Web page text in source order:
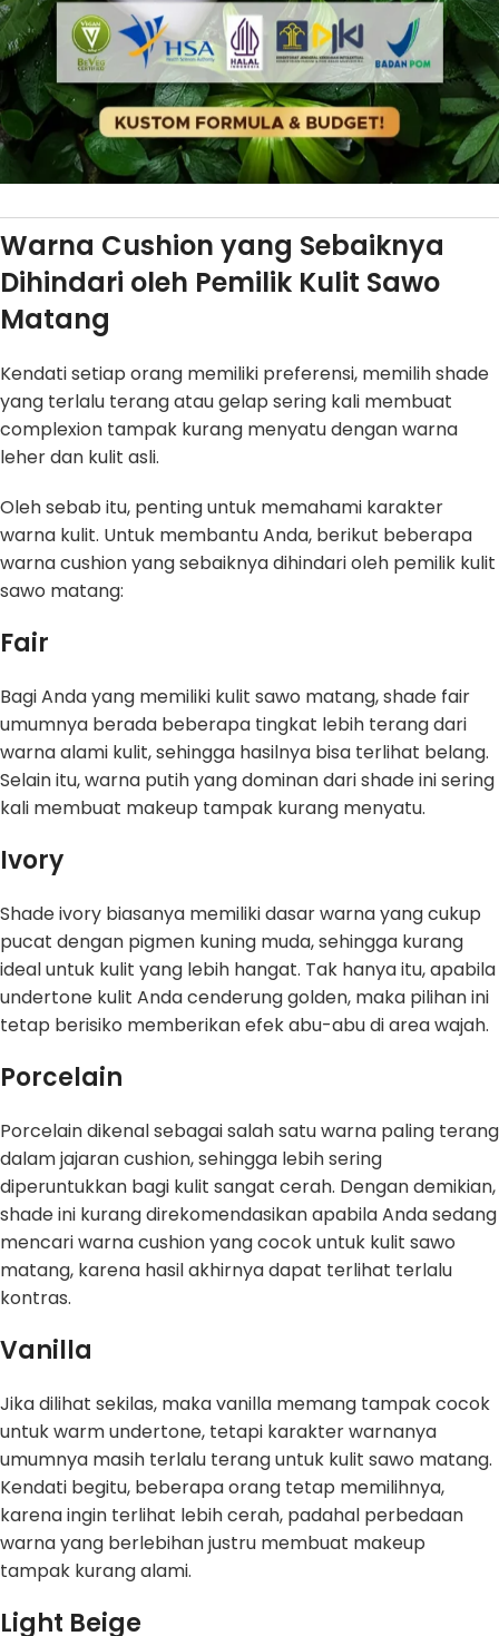
Warna Cushion yang Sebaiknya
Dihindari oleh Pemilik Kulit Sawo
Matang
Kendati setiap orang memiliki preferensi, memilih shade
yang terlalu terang atau gelap sering kali membuat
complexion tampak kurang menyatu dengan warna
leher dan kulit asli.
Oleh sebab itu, penting untuk memahami karakter
warna kulit. Untuk membantu Anda, berikut beberapa
warna cushion yang sebaiknya dihindari oleh pemilik kulit
sawo matang:
Fair
Bagi Anda yang memiliki kulit sawo matang, shade fair
umumnya berada beberapa tingkat lebih terang dari
warna alami kulit, sehingga hasilnya bisa terlihat belang.
Selain itu, warna putih yang dominan dari shade ini sering
kali membuat makeup tampak kurang menyatu.
Ivory
Shade ivory biasanya memiliki dasar warna yang cukup
pucat dengan pigmen kuning muda, sehingga kurang
ideal untuk kulit yang lebih hangat. Tak hanya itu, apabila
undertone kulit Anda cenderung golden, maka pilihan ini
tetap berisiko memberikan efek abu-abu di area wajah.
Porcelain
Porcelain dikenal sebagai salah satu warna paling terang
dalam jajaran cushion, sehingga lebih sering
diperuntukkan bagi kulit sangat cerah. Dengan demikian,
shade ini kurang direkomendasikan apabila Anda sedang
mencari warna cushion yang cocok untuk kulit sawo
matang, karena hasil akhirnya dapat terlihat terlalu
kontras.
Vanilla
Jika dilihat sekilas, maka vanilla memang tampak cocok
untuk warm undertone, tetapi karakter warnanya
umumnya masih terlalu terang untuk kulit sawo matang.
Kendati begitu, beberapa orang tetap memilihnya,
karena ingin terlihat lebih cerah, padahal perbedaan
warna yang berlebihan justru membuat makeup
tampak kurang alami.
Light Beige